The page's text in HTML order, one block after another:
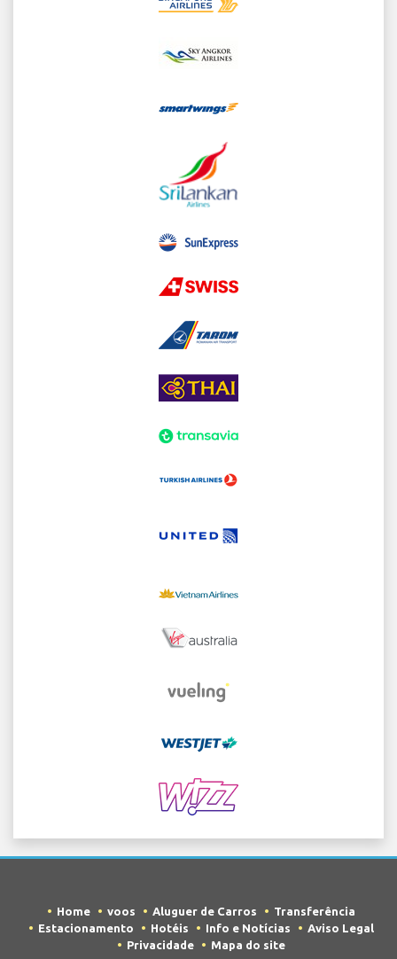
Home voos Aluguer de Carros
Transferência
Estacionamento
Hotéis Info e Notícias
Aviso Legal
Privacidade
Mapa do site